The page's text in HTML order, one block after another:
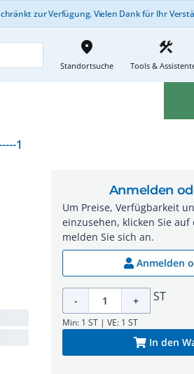
zur Verfügung. Vielen Dank für Ihr
place
Standortsuche
construction
Tools &
1
Anmelden
Um Preise, Verfügbarkeit
einzusehen, klicken Sie
melden Sie sich an.
Anmelden
- + ST
Min: 1 ST | VE: 1 ST
In den